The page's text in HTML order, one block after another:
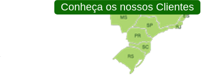
Conheça os nossos Clientes